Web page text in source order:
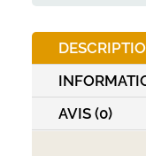
9x14cm
Trixie
AVIS (0)